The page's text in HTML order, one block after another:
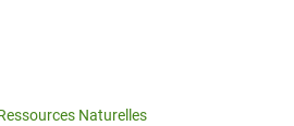
Naturelles